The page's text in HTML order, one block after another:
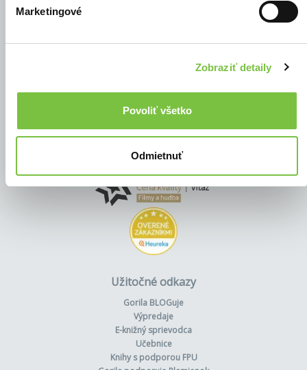
Marketingové
Zobraziť detaily
Povoliť všetko
Odmietnuť
Užitočné odkazy
Gorila BLOGuje
Výpredaje
E-knižný sprievodca
Učebnice
Knihy s podporou FPU